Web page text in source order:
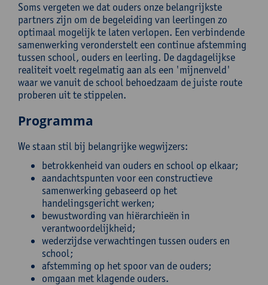
Soms vergeten we dat ouders onze belangrijkste
partners zijn om de begeleiding van leerlingen zo
optimaal mogelijk te laten verlopen. Een verbindende
samenwerking veronderstelt een continue afstemming
tussen school, ouders en leerling. De dagdagelijkse
realiteit voelt regelmatig aan als een 'mijnenveld'
waar we vanuit de school behoedzaam de juiste route
proberen uit te stippelen.
Programma
We staan stil bij belangrijke wegwijzers:
betrokkenheid van ouders en school op elkaar;
aandachtspunten voor een constructieve
samenwerking gebaseerd op het
handelingsgericht werken;
bewustwording van hiërarchieën in
verantwoordelijkheid;
wederzijdse verwachtingen tussen ouders en
school;
afstemming op het spoor van de ouders;
omgaan met klagende ouders.